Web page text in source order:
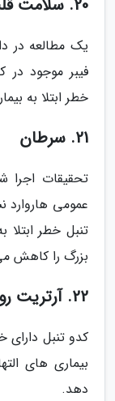
20. سلامت قلب
یک مطالعه در
فیبر موجود
خطر ابتلا به
21. سرطان
تحقیقات اجرا
عمومی هاروارد
تنبل خطر
بزرگ را کاهش
22. آرتریت روماتوئید
کدو تنبل
بیماری های
دهد.